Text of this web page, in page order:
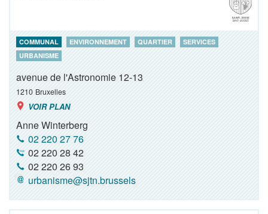
COMMUNAL ENVIRONNEMENT QUARTIER
SERVICES
URBANISME
avenue de l'Astronomie 12-13
1210 Bruxelles
VOIR PLAN
Anne Winterberg
02 220 27 76
02 220 28 42
02 220 26 93
urbanisme@sjtn.brussels